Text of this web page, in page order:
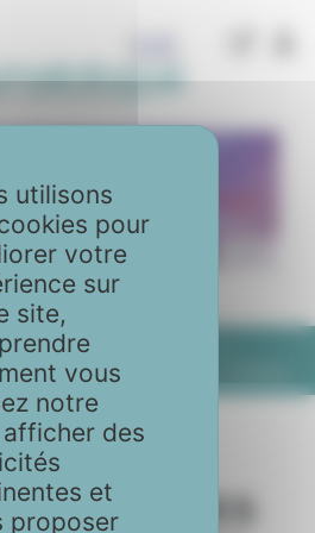
115 - Septembre 2024
ET OSTÉONÉCROSES DU GENOU
utilisons
pour
votre
sur
site,
vous
notre
des
et
proposer